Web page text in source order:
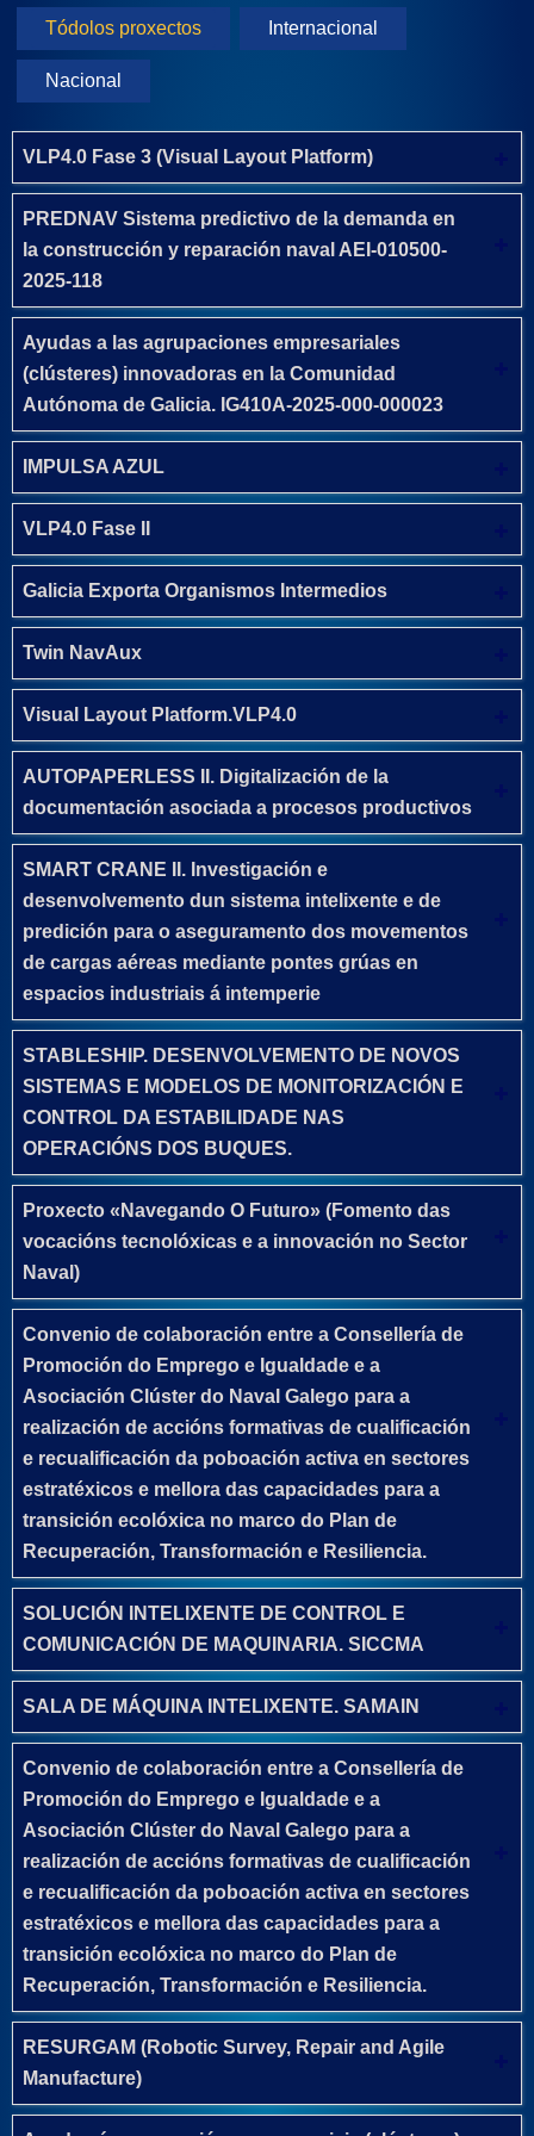
Tódolos proxectos Internacional
Nacional
VLP4.0 Fase 3 (Visual Layout Platform)
PREDNAV Sistema predictivo de la demanda en
la construcción y reparación naval AEI-010500-
2025-118
Ayudas a las agrupaciones empresariales
(clústeres) innovadoras en la Comunidad
Autónoma de Galicia. IG410A-2025-000-000023
IMPULSA AZUL
VLP4.0 Fase II
Galicia Exporta Organismos Intermedios
Twin NavAux
Visual Layout Platform.VLP4.0
AUTOPAPERLESS II. Digitalización de la
documentación asociada a procesos productivos
SMART CRANE II. Investigación e
desenvolvemento dun sistema intelixente e de
predición para o aseguramento dos movementos
de cargas aéreas mediante pontes grúas en
espacios industriais á intemperie
STABLESHIP. DESENVOLVEMENTO DE NOVOS
SISTEMAS E MODELOS DE MONITORIZACIÓN E
CONTROL DA ESTABILIDADE NAS
OPERACIÓNS DOS BUQUES.
Proxecto «Navegando O Futuro» (Fomento das
vocacións tecnolóxicas e a innovación no Sector
Naval)
Convenio de colaboración entre a Consellería de
Promoción do Emprego e Igualdade e a
Asociación Clúster do Naval Galego para a
realización de accións formativas de cualificación
e recualificación da poboación activa en sectores
estratéxicos e mellora das capacidades para a
transición ecolóxica no marco do Plan de
Recuperación, Transformación e Resiliencia.
SOLUCIÓN INTELIXENTE DE CONTROL E
COMUNICACIÓN DE MAQUINARIA. SICCMA
SALA DE MÁQUINA INTELIXENTE. SAMAIN
Convenio de colaboración entre a Consellería de
Promoción do Emprego e Igualdade e a
Asociación Clúster do Naval Galego para a
realización de accións formativas de cualificación
e recualificación da poboación activa en sectores
estratéxicos e mellora das capacidades para a
transición ecolóxica no marco do Plan de
Recuperación, Transformación e Resiliencia.
RESURGAM (Robotic Survey, Repair and Agile
Manufacture)